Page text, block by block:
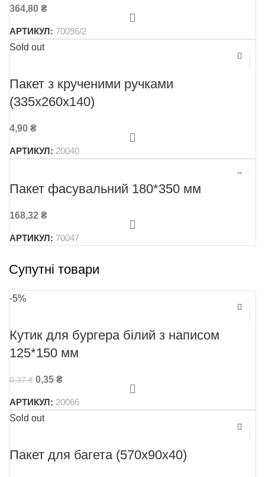
364,80 ₴
АРТИКУЛ: 70096/2
Sold out
Пакет з крученими ручками
(335х260х140)
4,90 ₴
АРТИКУЛ: 20040
Пакет фасувальний 180*350 мм
168,32 ₴
АРТИКУЛ: 70047
Супутні товари
-5%
Кутик для бургера білий з написом
125*150 мм
0,37₴ 0,35 ₴
АРТИКУЛ: 20066
Sold out
Пакет для багета (570х90х40)